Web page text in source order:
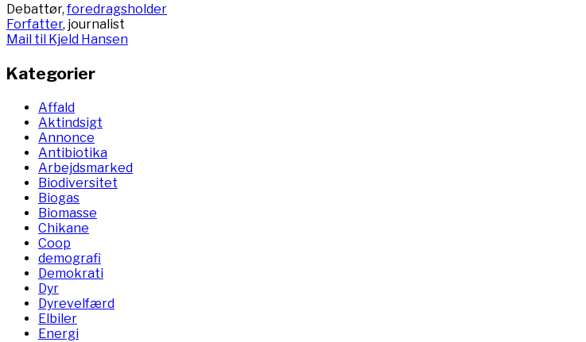
Debattør,foredragsholder
Forfatter, journalist
Mail til Kjeld Hansen
Kategorier
Affald
Aktindsigt
Annonce
Antibiotika
Arbejdsmarked
Biodiversitet
Biogas
Biomasse
Chikane
Coop
demografi
Demokrati
Dyr
Dyrevelfærd
Elbiler
Energi